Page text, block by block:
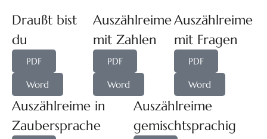
Draußt bist
du
PDF
Word
Auszählreime
mit Zahlen
PDF
Word
Auszählreime
mit Fragen
PDF
Word
Auszählreime in
Zaubersprache
Auszählreime
gemischtsprachig